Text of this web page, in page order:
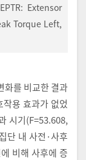
Extensor
Torque Left,
화를 비교한 결과
용 효과가 없었
시기(F=53.608,
단 내 사전·사후
비해 사후에 증